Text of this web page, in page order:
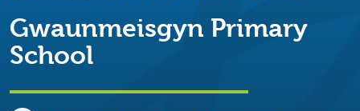
Gwaunmeisgyn Primary
School